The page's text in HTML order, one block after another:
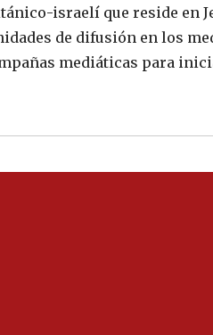
israelí que reside en
de difusión en los
mediáticas para